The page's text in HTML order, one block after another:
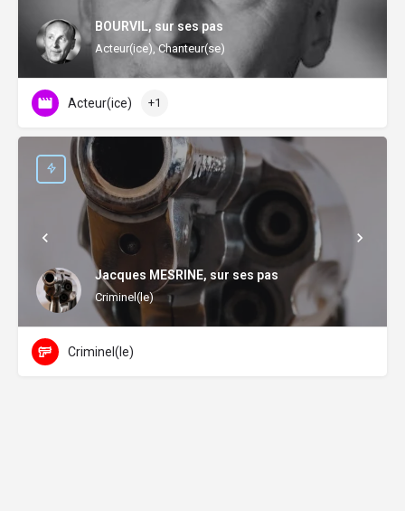
BOURVIL, sur ses pas
Acteur(ice), Chanteur(se)
Acteur(ice) +1
Jacques MESRINE, sur ses pas
Criminel(le)
Criminel(le)